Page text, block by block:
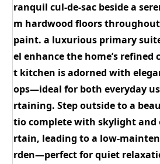
ranquil cul-de-sac beside a
m hardwood floors
paint. a luxurious primary
el enhance the home’s refined
t kitchen is adorned with
ops—ideal for both everyday
rtaining. Step outside to a
tio complete with skylight and
rtain, leading to a low-
rden—perfect for quiet